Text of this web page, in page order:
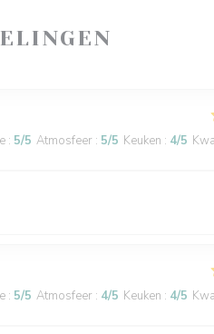
: 5/5 Atmosfeer : 5/5 Keuken : 4/5
: 5/5 Atmosfeer : 4/5 Keuken : 4/5